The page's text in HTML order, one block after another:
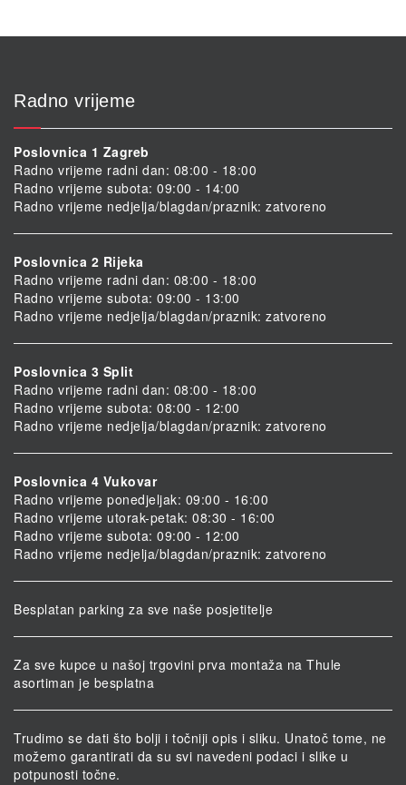
Radno vrijeme
Poslovnica 1 Zagreb
Radno vrijeme radni dan: 08:00 - 18:00
Radno vrijeme subota: 09:00 - 14:00
Radno vrijeme nedjelja/blagdan/praznik: zatvoreno
Poslovnica 2 Rijeka
Radno vrijeme radni dan: 08:00 - 18:00
Radno vrijeme subota: 09:00 - 13:00
Radno vrijeme nedjelja/blagdan/praznik: zatvoreno
Poslovnica 3 Split
Radno vrijeme radni dan: 08:00 - 18:00
Radno vrijeme subota: 08:00 - 12:00
Radno vrijeme nedjelja/blagdan/praznik: zatvoreno
Poslovnica 4 Vukovar
Radno vrijeme ponedjeljak: 09:00 - 16:00
Radno vrijeme utorak-petak: 08:30 - 16:00
Radno vrijeme subota: 09:00 - 12:00
Radno vrijeme nedjelja/blagdan/praznik: zatvoreno
Besplatan parking za sve naše posjetitelje
Za sve kupce u našoj trgovini prva montaža na Thule
asortiman je besplatna
Trudimo se dati što bolji i točniji opis i sliku. Unatoč tome, ne
možemo garantirati da su svi navedeni podaci i slike u
potpunosti točne.